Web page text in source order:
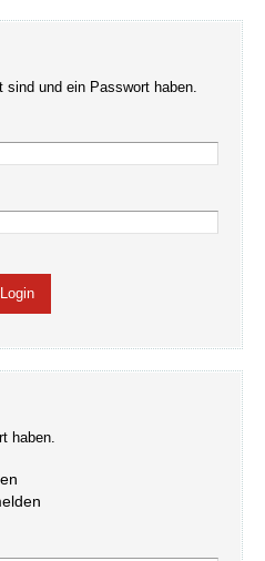
sind und ein Passwort haben.
haben.